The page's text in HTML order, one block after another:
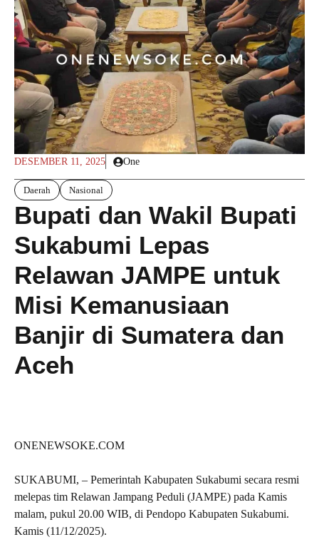
DESEMBER 11, 2025 One
Daerah Nasional
Bupati dan Wakil Bupati
Sukabumi Lepas
Relawan JAMPE untuk
Misi Kemanusiaan
Banjir di Sumatera dan
Aceh
ONENEWSOKE.COM
SUKABUMI, – Pemerintah Kabupaten Sukabumi secara resmi
melepas tim Relawan Jampang Peduli (JAMPE) pada Kamis
malam, pukul 20.00 WIB, di Pendopo Kabupaten Sukabumi.
Kamis (11/12/2025).